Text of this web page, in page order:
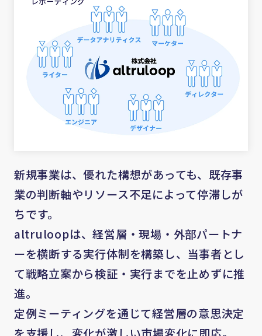
新規事業は、優れた構想があっても、既存事
業の判断軸やリソース不足によって停滞しが
ちです。
altruloopは、経営層・現場・外部パートナ
ーを横断する実行体制を構築し、当事者とし
て戦略立案から検証・実行までを止めずに推
進。
定例ミーティングを通じて経営層の意思決定